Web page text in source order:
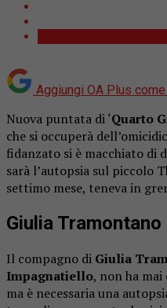
Aggiungi OA Plus come
Nuova puntata di ‘Quarto
che si occuperà
fidanzato si è macchiato di
sarà l’autopsia sul piccolo
settimo mese, teneva in
Giulia Tramontano
Il compagno di Giulia
Impagnatiello, non ha
ma è necessaria una